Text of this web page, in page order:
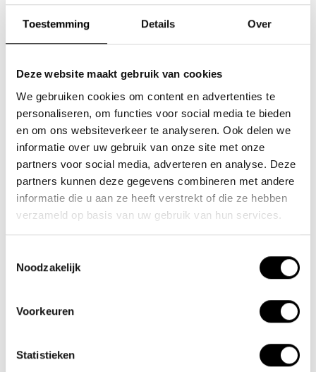
Toestemming Details Over
Deze website maakt gebruik van cookies
We gebruiken cookies om content en advertenties te
personaliseren, om functies voor social media te bieden
en om ons websiteverkeer te analyseren. Ook delen we
informatie over uw gebruik van onze site met onze
partners voor social media, adverteren en analyse. Deze
partners kunnen deze gegevens combineren met andere
informatie die u aan ze heeft verstrekt of die ze hebben
verzameld op basis van uw gebruik van hun services.
Noodzakelijk
Voorkeuren
Statistieken
Team Lacros
Nieuwe Eerdsebaan 16, 5482 VS Schijndel Nederland
KvK-nr: 62140957
Btw-nr: NL854680950B01
(+31) 73 203 2487
(+31) 73 203 2487